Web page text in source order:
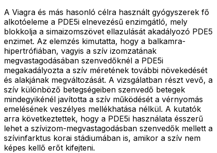
A Viagra és más hasonló célra használt gyógyszerek fő
alkotóeleme a PDE5i elnevezésű enzimgátló, mely
blokkolja a simaizomszövet ellazulását akadályozó PDE5
enzimet. Az elemzés kimutatta, hogy a balkamra-
hipertrófiában, vagyis a szív izomzatának
megvastagodásában szenvedőknél a PDE5i
megakadályozta a szív méretének további növekedését
és alakjának megváltozását. A vizsgálatban részt vevő, a
szív különböző betegségeiben szenvedő betegek
mindegyikénél javította a szív működését a vérnyomás
emelésének veszélyes mellékhatása nélkül. A kutatók
arra következtettek, hogy a PDE5i használata ésszerű
lehet a szívizom-megvastagodásban szenvedők mellett a
szívinfarktus korai stádiumában is, amikor a szív nem
képes kellő erőt kifejteni.